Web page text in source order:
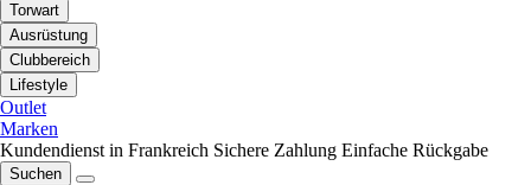
Torwart
Ausrüstung
Clubbereich
Lifestyle
Outlet
Marken
Kundendienst in Frankreich Sichere Zahlung Einfache Rückgabe
Suchen